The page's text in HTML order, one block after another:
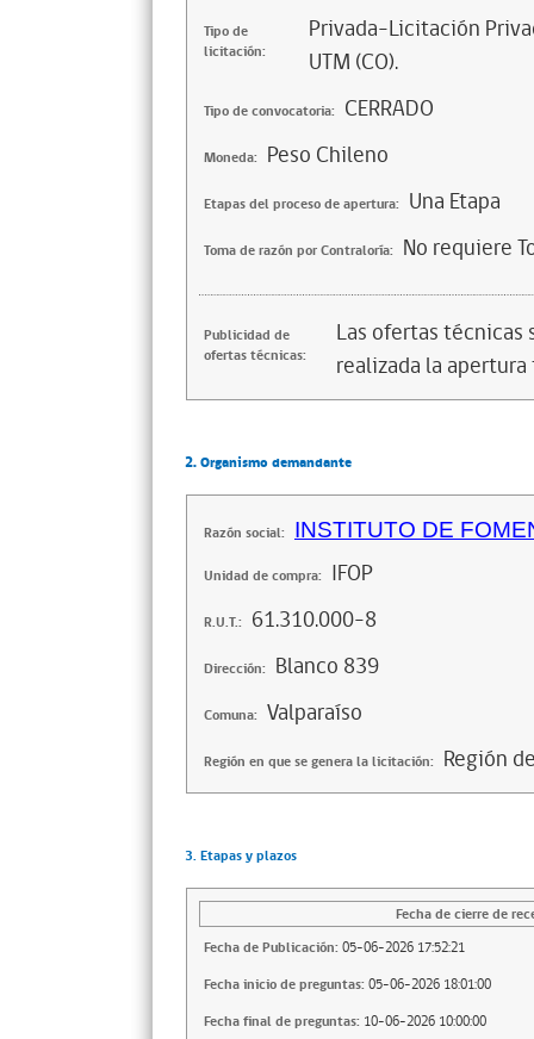
Tipo de
licitación:
Privada-Licitación
UTM (CO).
Tipo de convocatoria: CERRADO
Moneda: Peso Chileno
Etapas del proceso de apertura: Una Etapa
Toma de razón por Contraloría: No requiere
Publicidad de
ofertas técnicas:
Las ofertas
realizada la
2. Organismo demandante
Razón social: INSTITUTO DE
Unidad de compra: IFOP
R.U.T.: 61.310.000-8
Dirección: Blanco 839
Comuna: Valparaíso
Región en que se genera la licitación: Región
3. Etapas y plazos
Fecha de cierre de
Fecha de Publicación: 05-06-2026 17:52:21
Fecha inicio de preguntas: 05-06-2026 18:01:00
Fecha final de preguntas: 10-06-2026 10:00:00